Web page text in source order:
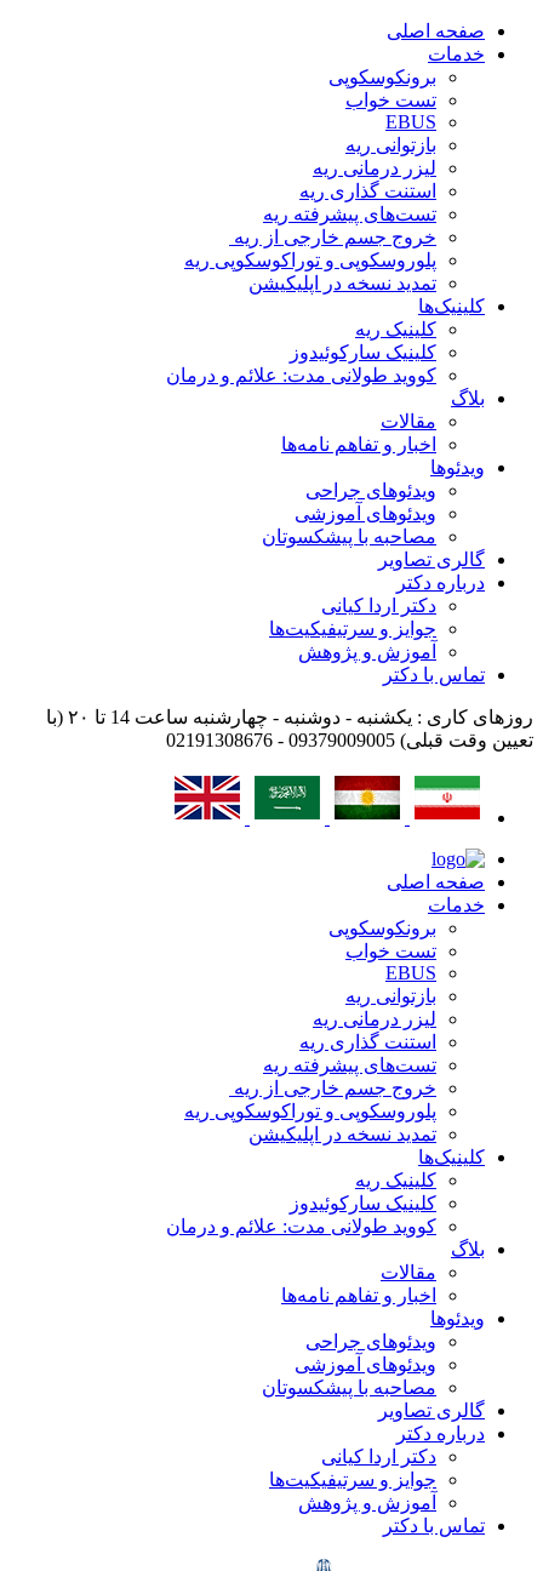
صفحه اصلی
خدمات
برونکوسکوپی
تست خواب
EBUS
بازتوانی ریه
لیزر درمانی ریه
استنت گذاری ریه
تست‌های پیشرفته ریه
خروج جسم خارجی از ریه
پلوروسکوپی و توراکوسکوپی ریه
تمدید نسخه در اپلیکیشن
کلینیک‌ها
کلینیک ریه
کلینیک سارکوئیدوز
کووید طولانی مدت: علائم و درمان
بلاگ
مقالات
اخبار و تفاهم نامه‌ها
ویدئو‌ها
ویدئوهای جراحی
ویدئوهای آموزشی
مصاحبه با پیشکسوتان
گالری تصاویر
درباره دکتر
دکتر اردا کیانی
جوایز و سرتیفیکیت‌ها
آموزش و پژوهش
تماس با دکتر
روزهای کاری : یکشنبه - دوشنبه - چهارشنبه ساعت 14 تا ۲۰ (با
تعیین وقت قبلی) 09379009005 - 02191308676
صفحه اصلی
خدمات
برونکوسکوپی
تست خواب
EBUS
بازتوانی ریه
لیزر درمانی ریه
استنت گذاری ریه
تست‌های پیشرفته ریه
خروج جسم خارجی از ریه
پلوروسکوپی و توراکوسکوپی ریه
تمدید نسخه در اپلیکیشن
کلینیک‌ها
کلینیک ریه
کلینیک سارکوئیدوز
کووید طولانی مدت: علائم و درمان
بلاگ
مقالات
اخبار و تفاهم نامه‌ها
ویدئو‌ها
ویدئوهای جراحی
ویدئوهای آموزشی
مصاحبه با پیشکسوتان
گالری تصاویر
درباره دکتر
دکتر اردا کیانی
جوایز و سرتیفیکیت‌ها
آموزش و پژوهش
تماس با دکتر